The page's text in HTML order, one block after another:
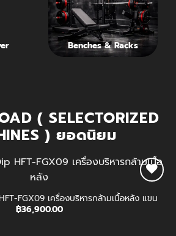
Benches & Racks
( SELECTORIZED
) ยอดนิยม
FGX09 เครื่องบริหารกล้ามเนื้อหลัง แขน แล
฿36,900.00